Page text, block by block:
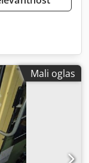
Mali oglas